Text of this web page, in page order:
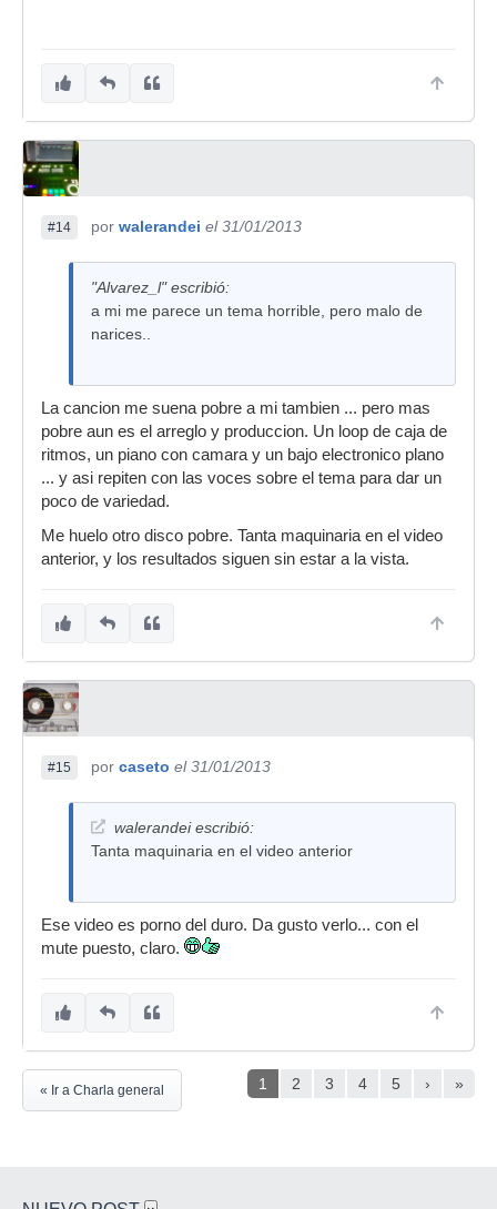
#14 por walerandei el 31/01/2013
"Alvarez_l" escribió:
a mi me parece un tema horrible, pero malo de
narices..
La cancion me suena pobre a mi tambien ... pero mas
pobre aun es el arreglo y produccion. Un loop de caja de
ritmos, un piano con camara y un bajo electronico plano
... y asi repiten con las voces sobre el tema para dar un
poco de variedad.
Me huelo otro disco pobre. Tanta maquinaria en el video
anterior, y los resultados siguen sin estar a la vista.
#15 por caseto el 31/01/2013
walerandei escribió:
Tanta maquinaria en el video anterior
Ese video es porno del duro. Da gusto verlo... con el
mute puesto, claro.
1 2 3 4 5 › »
« Ir a Charla general